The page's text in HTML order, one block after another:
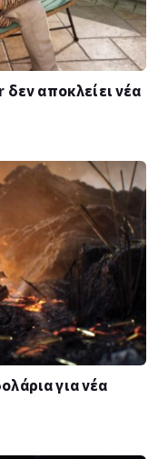
αποκλείει νέα
για νέα